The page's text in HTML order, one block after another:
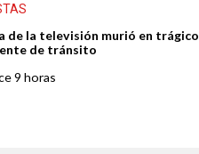
de la televisión murió en trágico
de tránsito
9 horas